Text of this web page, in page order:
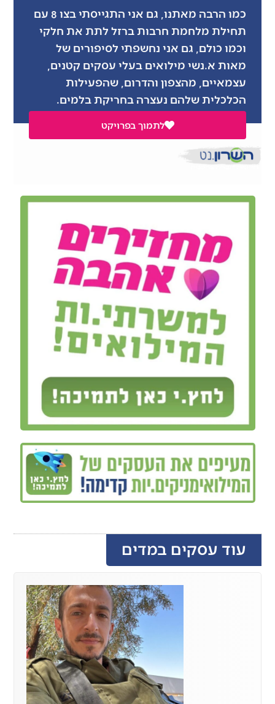
כמו הרבה מאתנו, גם אני התגייסתי בצו 8 עם
תחילת מלחמת חרבות ברזל לתת את חלקי
וכמו כולם, גם אני נחשפתי לסיפורים של
מאות א.נשי מילואים בעלי עסקים קטנים,
עצמאיים, מהצפון והדרום, שהפעילות
הכלכלית שלהם נעצרה בחריקת בלמים.
לתמוך בפרויקט
עוד עסקים במדים